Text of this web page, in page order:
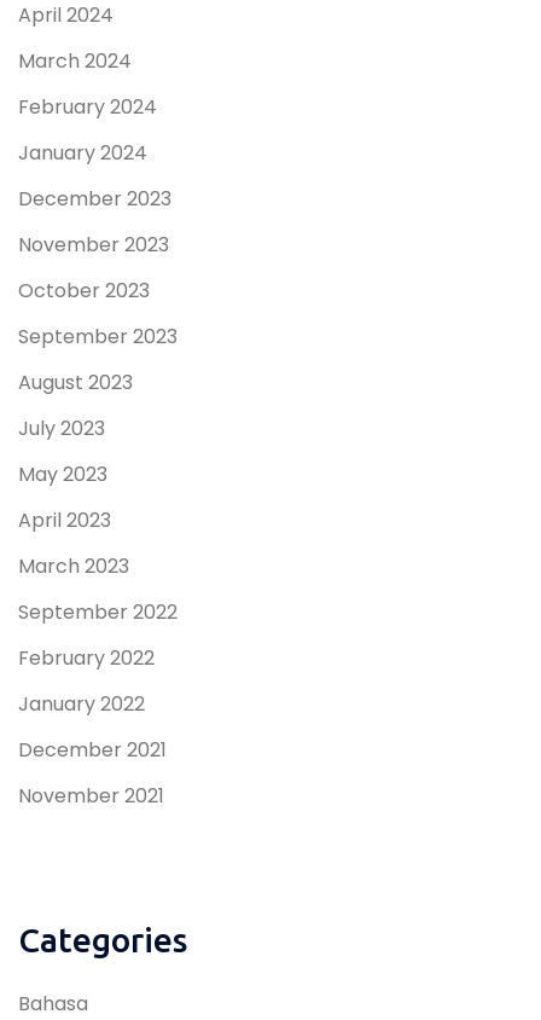
April 2024
March 2024
February 2024
January 2024
December 2023
November 2023
October 2023
September 2023
August 2023
July 2023
May 2023
April 2023
March 2023
September 2022
February 2022
January 2022
December 2021
November 2021
Categories
Bahasa